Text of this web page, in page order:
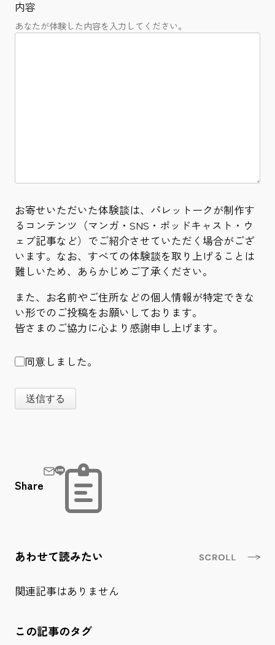
内容
あなたが体験した内容を入力してください。
お寄せいただいた体験談は、パレットークが制作す
るコンテンツ（マンガ・SNS・ポッドキャスト・ウ
ェブ記事など）でご紹介させていただく場合がござ
います。なお、すべての体験談を取り上げることは
難しいため、あらかじめご了承ください。
また、お名前やご住所などの個人情報が特定できな
い形でのご投稿をお願いしております。
皆さまのご協力に心より感謝申し上げます。
同意しました。
送信する
Share
あわせて読みたい
関連記事はありません
この記事のタグ